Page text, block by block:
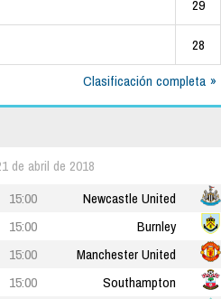
29
28
Clasificación completa
de abril de 2018
15:00
Newcastle United
15:00
Burnley
15:00
Manchester United
15:00
Southampton